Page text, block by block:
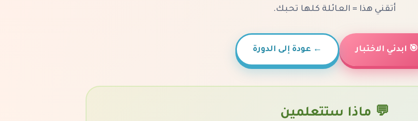
أتقني هذا = العائلة كلها تحبك.
🎯 ابدئي الاختبار ← عودة إلى الدورة
💬 ماذا ستتعلمين